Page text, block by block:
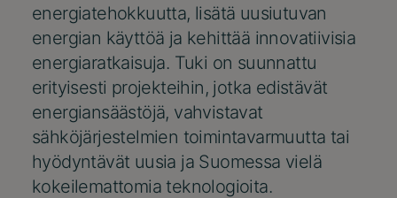
energiatehokkuutta, lisätä uusiutuvan
energian käyttöä ja kehittää innovatiivisia
energiaratkaisuja. Tuki on suunnattu
erityisesti projekteihin, jotka edistävät
energiansäästöjä, vahvistavat
sähköjärjestelmien toimintavarmuutta tai
hyödyntävät uusia ja Suomessa vielä
kokeilemattomia teknologioita.